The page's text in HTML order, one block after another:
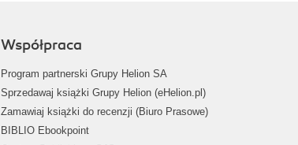
Współpraca
Program partnerski Grupy Helion SA
Sprzedawaj książki Grupy Helion (eHelion.pl)
Zamawiaj książki do recenzji (Biuro Prasowe)
BIBLIO Ebookpoint